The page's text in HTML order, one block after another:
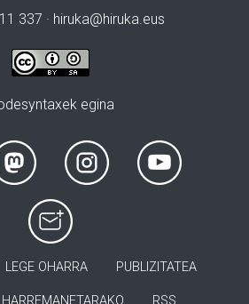
337 · hiruka@hiruka.eus
egina
LEGE OHARRA PUBLIZITATEA
HARREMANETARAKO RSS